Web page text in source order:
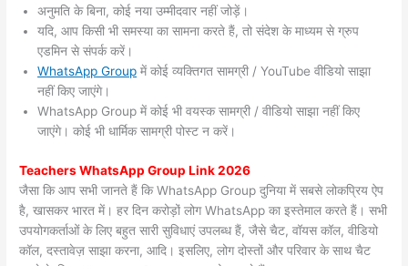
अनुमति के बिना, कोई नया उम्मीदवार नहीं जोड़ें।
यदि, आप किसी भी समस्या का सामना करते हैं, तो संदेश के माध्यम से ग्रुप
एडमिन से संपर्क करें।
WhatsApp Group में कोई व्यक्तिगत सामग्री / YouTube वीडियो साझा
नहीं किए जाएंगे।
WhatsApp Group में कोई भी वयस्क सामग्री / वीडियो साझा नहीं किए
जाएंगे। कोई भी धार्मिक सामग्री पोस्ट न करें।
Teachers WhatsApp Group Link 2026
जैसा कि आप सभी जानते हैं कि WhatsApp Group दुनिया में सबसे लोकप्रिय ऐप
है, खासकर भारत में। हर दिन करोड़ों लोग WhatsApp का इस्तेमाल करते हैं। सभी
उपयोगकर्ताओं के लिए बहुत सारी सुविधाएं उपलब्ध हैं, जैसे चैट, वॉयस कॉल, वीडियो
कॉल, दस्तावेज़ साझा करना, आदि। इसलिए, लोग दोस्तों और परिवार के साथ चैट